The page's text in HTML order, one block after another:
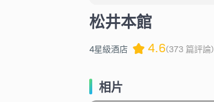
松井本館
4星級酒店 4.6(373 篇評論)
相片